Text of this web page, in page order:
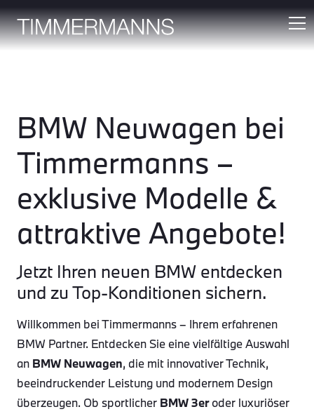
BMW Neuwagen bei
Timmermanns –
exklusive Modelle &
attraktive Angebote!
Jetzt Ihren neuen BMW entdecken
und zu Top-Konditionen sichern.
Willkommen bei Timmermanns – Ihrem erfahrenen
BMW Partner. Entdecken Sie eine vielfältige Auswahl
an BMW Neuwagen, die mit innovativer Technik,
beeindruckender Leistung und modernem Design
überzeugen. Ob sportlicher BMW 3eroder luxuriöser